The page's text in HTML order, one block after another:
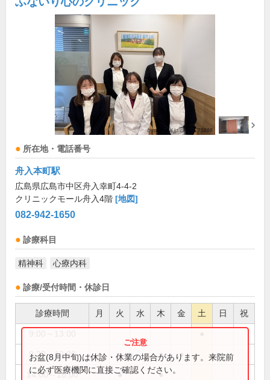
所在地・電話番号
舟入本町駅
広島県広島市中区舟入幸町4-4-2
クリニックモール舟入4階 [地図]
082-942-1650
診療科目
精神科 心療内科
診療/受付時間・休診日
診療時間 月 火 水 木 金 土 日 祝
9:30～12:30 ● ● ● ●
14:00～16:00 ● ●
お盆(8月中旬)は休診・休業の場合があります。来院前
に必ず医療機関に直接ご確認ください。